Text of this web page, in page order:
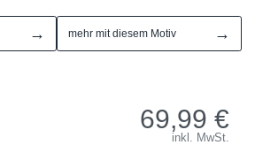
→ mehr mit diesem Motiv →
69,99 €
inkl. MwSt.